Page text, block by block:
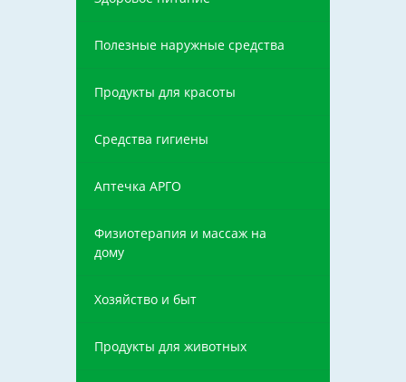
Полезные наружные средства
Продукты для красоты
Средства гигиены
Аптечка АРГО
Физиотерапия и массаж на
дому
Хозяйство и быт
Продукты для животных